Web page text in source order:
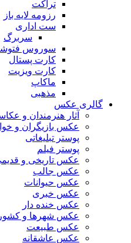
تراکت
رزومه لایه باز
ست اداری
سربرگ
سوروس
کارت پستال
کارت ویزیت
ماکاپ
مذهبی
گالری عکس
آثار هنرمندان و
عکس بازیگران و
پوستر تبلیغاتی
پوستر فیلم
عکس تاریخی و
عکس جالب
عکس حیوانات
عکس خبری
عکس خنده دار
عکس شهرها و
عکس طبیعت
عکس عاشقانه